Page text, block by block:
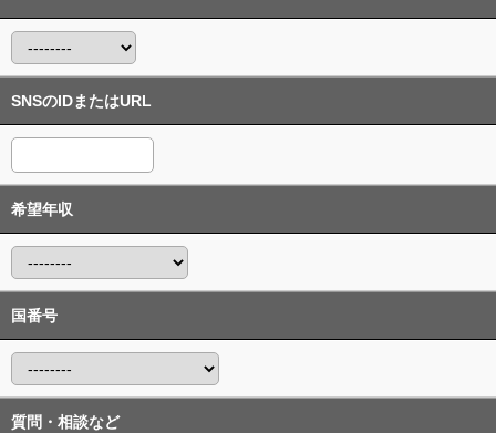
SNSのIDまたはURL
希望年収
国番号
質問・相談など